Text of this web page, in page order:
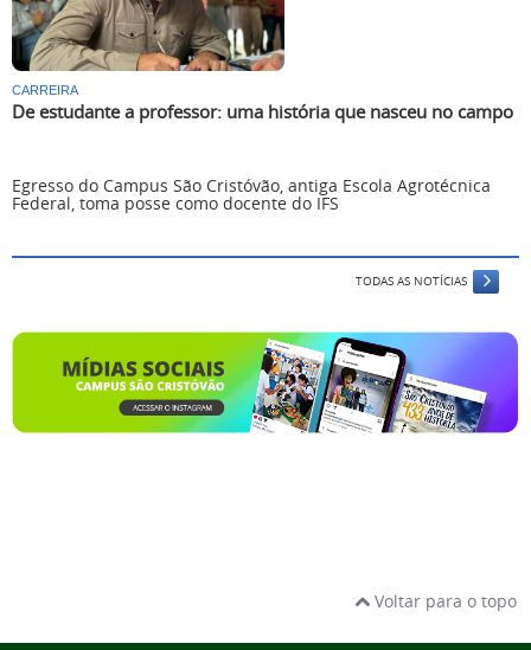
CARREIRA
De estudante a professor: uma história que nasceu no campo
Egresso do Campus São Cristóvão, antiga Escola Agrotécnica
Federal, toma posse como docente do IFS
TODAS AS NOTÍCIAS
Voltar para o topo